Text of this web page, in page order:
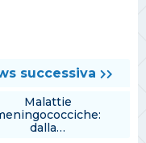
successiva
Malattie
dalla…